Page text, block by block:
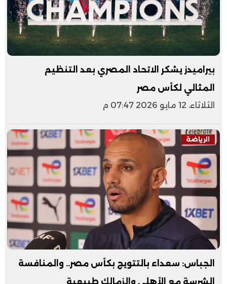
بيراميدز يشكر الاتحاد المصري بعد التنظيم
المثالي لكأس مصر
الثلاثاء، 12 مايو 2026 07:47 م
الرياضة
الجباس: سعداء بالتتويج بكأس مصر.. والمنافسة
الشرسة مع الأهلي والزمالك طبيعية